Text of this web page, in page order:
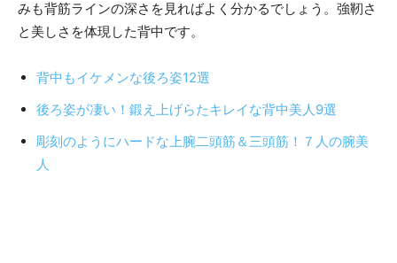
みも背筋ラインの深さを見ればよく分かるでしょう。強靭さ
と美しさを体現した背中です。
背中もイケメンな後ろ姿12選
後ろ姿が凄い！鍛え上げらたキレイな背中美人9選
彫刻のようにハードな上腕二頭筋＆三頭筋！７人の腕美
人